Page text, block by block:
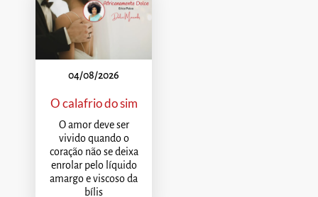
04/08/2026
O calafrio do sim
O amor deve ser
vivido quando o
coração não se deixa
enrolar pelo líquido
amargo e viscoso da
bílis